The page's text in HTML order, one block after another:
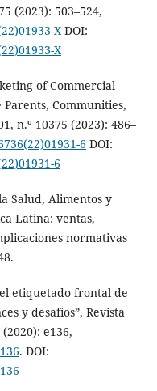
(2023): 503–524,
XDOI:
X
of Commercial
Communities,
n.º 10375 (2023): 486–
6 DOI:
6
Salud, Alimentos y
Latina: ventas,
normativas
etiquetado frontal de
y desafíos”, Revista
e136,
. DOI: